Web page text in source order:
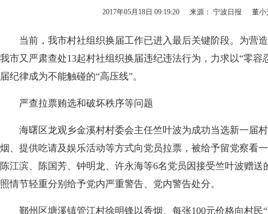
2017年05月18日 09:19:20 来源： 宁波日报 董小
当前，我市村社组织换届工作已进入最后关键阶段。为营造
我市又严肃查处13起村社组织换届违纪违法行为，力求以“零容
届纪律成为不能触碰的“高压线”。
严查拉票贿选和破坏秩序等问题
海曙区龙观乡金溪村村委会主任竺叶波为成功当选新一届村
烟、提供吃请及娱乐活动等方式向党员拉票，被给予留党察看
陈江滨、陈国芳、钟明龙、许永海等6名党员因接受竺叶波赠
照情节轻重分别给予党内严重警告、党内警告处分。
鄞州区塘溪镇管江村徐明锋以香烟、每张100元价格向村民“